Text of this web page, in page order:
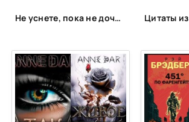
Не уснете, пока не дочитаете: 15 книг для запойного чтения